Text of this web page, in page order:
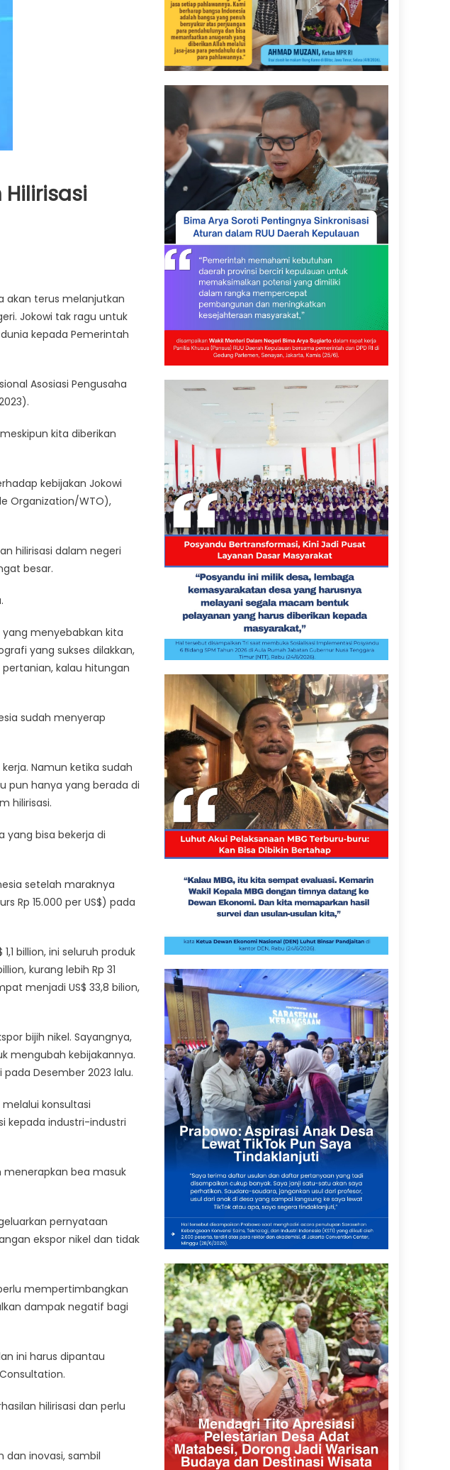
Hilirisasi
akan terus melanjutkan
Jokowi tak ragu untuk
kepada Pemerintah
Asosiasi Pengusaha
kita diberikan
kebijakan Jokowi
Organization/WTO),
hilirisasi dalam negeri
besar.
yang menyebabkan kita
yang sukses dilakkan,
pertanian, kalau hitungan
sudah menyerap
Namun ketika sudah
pun hanya yang berada di
hilirisasi.
yang bisa bekerja di
setelah maraknya
Rp 15.000 per US$) pada
billion, ini seluruh produk
kurang lebih Rp 31
menjadi US$ 33,8 bilion,
bijih nikel. Sayangnya,
mengubah kebijakannya.
Desember 2023 lalu.
melalui konsultasi
kepada industri-industri
menerapkan bea masuk
pernyataan
ekspor nikel dan tidak
mempertimbangkan
dampak negatif bagi
ini harus dipantau
hilirisasi dan perlu
dan inovasi, sambil